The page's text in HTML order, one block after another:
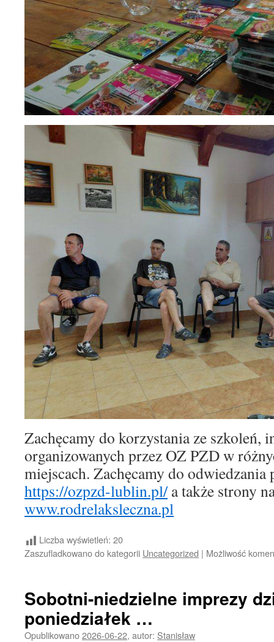
Zachęcamy do korzystania ze szkoleń,
organizowanych przez OZ PZD w
miejscach. Zachęcamy do
https://ozpzd-lublin.pl/a także strony
www.rodrelaksleczna.pl
Liczba wyświetleń: 20
Zaszufladkowano do kategorii Uncategorized | Możliwość
Sobotni-niedzielne imprezy
poniedziałek …
Opublikowano2026-06-22, autor: Stanisław